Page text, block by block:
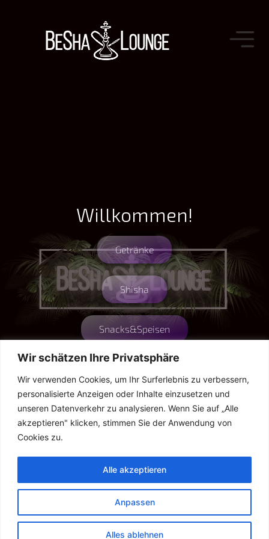
Wir schätzen Ihre Privatsphäre
Wir verwenden Cookies, um Ihr Surferlebnis zu verbessern,
personalisierte Anzeigen oder Inhalte einzusetzen und
unseren Datenverkehr zu analysieren. Wenn Sie auf „Alle
akzeptieren" klicken, stimmen Sie der Anwendung von
Cookies zu.
Anpassen
Alles ablehnen
Alle akzeptieren
Willkommen!
Getränke
Shisha
Snacks&Speisen
Öffnungszeiten:
DO – 19:00h bis 23:00h
FR + SA – 19:00h bis 01:00h
SO – 19:00h bis 23:00h
ab 18 Jahren